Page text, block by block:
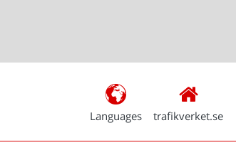
Languages trafikverket.se